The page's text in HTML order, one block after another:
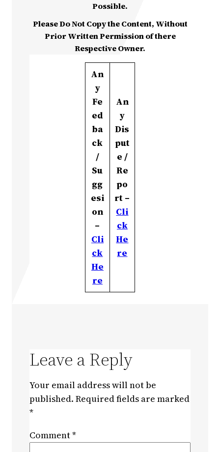
Possible.
Please Do Not Copy the Content, Without
Prior Written Permission of there
Respective Owner.
An
y
Fe
ed
ba
ck
/
Su
gg
esi
on
–
Cli
ck
He
re
An
y
Dis
put
e /
Re
po
rt –
Cli
ck
He
re
Leave a Reply
Your email address will not be
published. Required fields are marked
*
Comment*